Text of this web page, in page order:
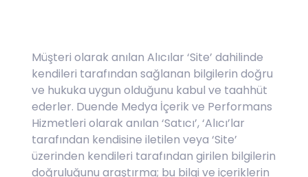
Müşteri olarak anılan Alıcılar ‘Site’ dahilinde
kendileri tarafından sağlanan bilgilerin doğru
ve hukuka uygun olduğunu kabul ve taahhüt
ederler. Duende Medya İçerik ve Performans
Hizmetleri olarak anılan ‘Satıcı’, ‘Alıcı’lar
tarafından kendisine iletilen veya ‘Site’
üzerinden kendileri tarafından girilen bilgilerin
doğruluğunu araştırma; bu bilgi ve içeriklerin